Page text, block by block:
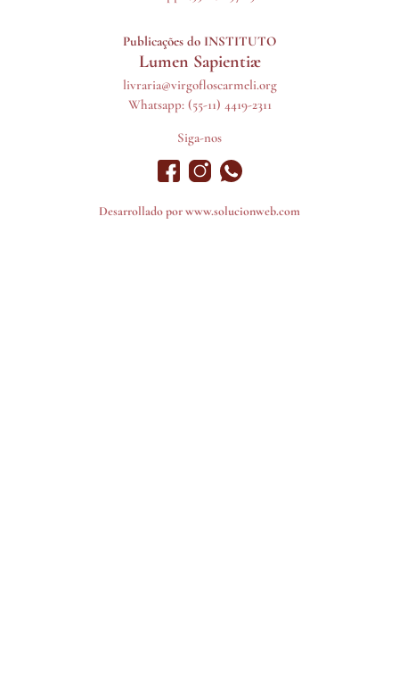
Publicações do INSTITUTO
Lumen Sapientiæ
livraria@virgofloscarmeli.org
Whatsapp: (55-11) 4419-2311
Siga-nos
Desarrollado porwww.solucionweb.com